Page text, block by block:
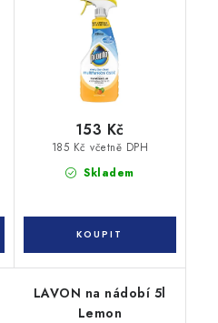
Skladem
185 Kč včetně DPH
153 Kč
LAVON na nádobí 5l
Lemon